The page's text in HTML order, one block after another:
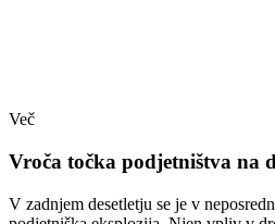
Več
Vroča točka podjetništva na
V zadnjem desetletju se je v